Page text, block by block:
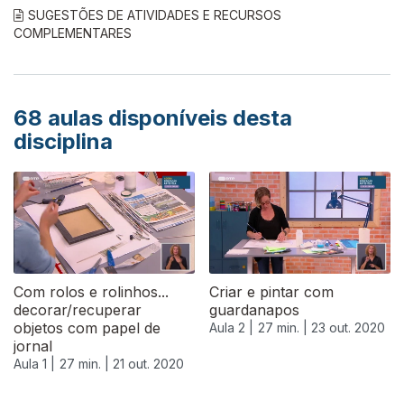
SUGESTÕES DE ATIVIDADES E RECURSOS
COMPLEMENTARES
68 aulas disponíveis desta
disciplina
Com rolos e rolinhos...
decorar/recuperar
objetos com papel de
jornal
Aula 1 | 27 min. | 21 out. 2020
Criar e pintar com
guardanapos
Aula 2 | 27 min. | 23 out. 2020